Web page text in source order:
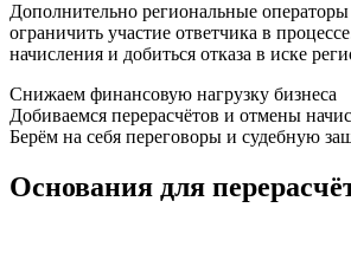
Дополнительно региональные
ограничить участие ответчика в
начисления и добиться отказа в иске
Снижаем финансовую нагрузку бизнеса
Добиваемся перерасчётов и отмены
Берём на себя переговоры и судебную
Основания для